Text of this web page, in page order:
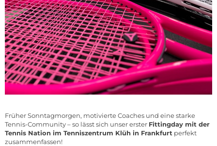
Früher Sonntagmorgen, motivierte Coaches und eine starke
Tennis-Community – so lässt sich unser erster Fittingday mit der
Tennis Nation im Tenniszentrum Klüh in Frankfurt perfekt
zusammenfassen!